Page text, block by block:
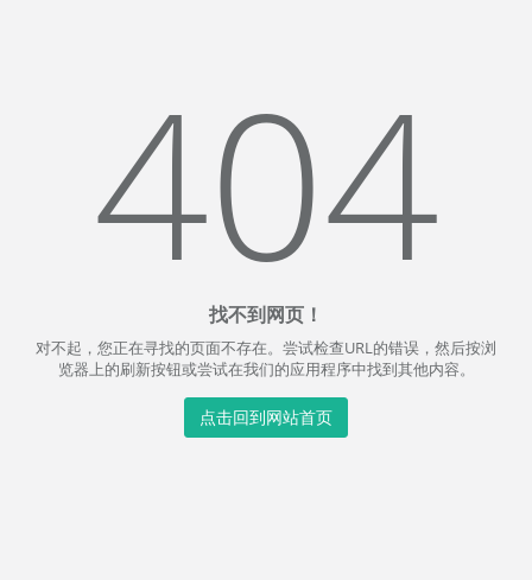
404
找不到网页！
对不起，您正在寻找的页面不存在。尝试检查URL的错误，然后按浏
览器上的刷新按钮或尝试在我们的应用程序中找到其他内容。
点击回到网站首页